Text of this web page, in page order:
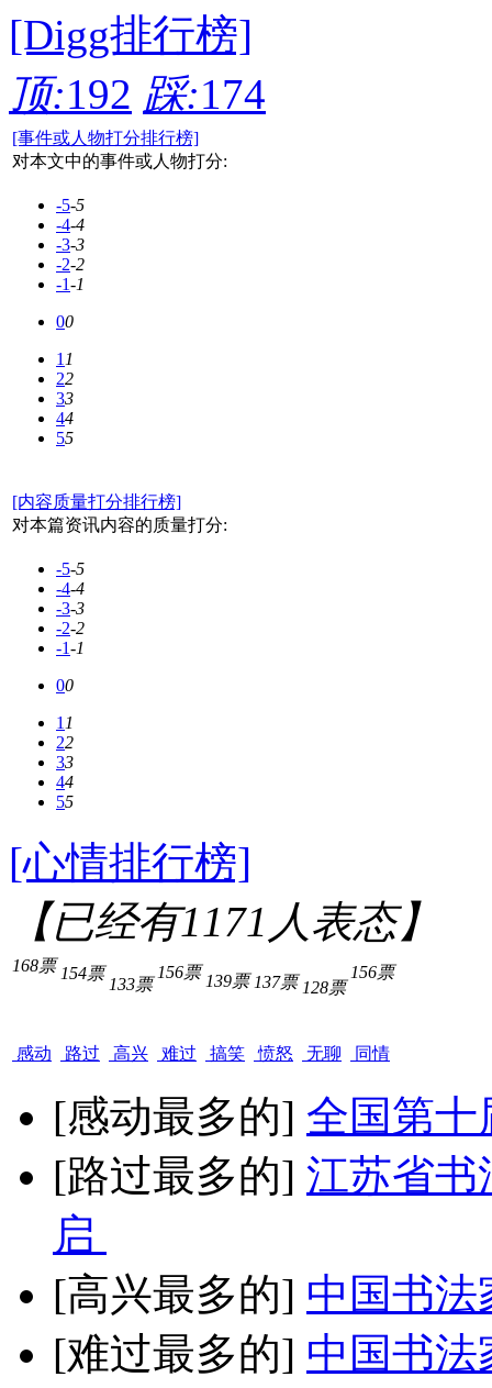
[Digg排行榜]
顶:192 踩:174
[事件或人物打分排行榜]
对本文中的事件或人物打分:
-5-5
-4-4
-3-3
-2-2
-1-1
00
11
22
33
44
55
[内容质量打分排行榜]
对本篇资讯内容的质量打分:
-5-5
-4-4
-3-3
-2-2
-1-1
00
11
22
33
44
55
[心情排行榜]
【已经有1171 人表态】
168票
感动
154票
路过
133票
高兴
156票
难过
139票
搞笑
137票
愤怒
128票
无聊
156票
同情
[感动最多的] 全国第十
[路过最多的] 江苏省书
启
[高兴最多的] 中国书法
[难过最多的] 中国书法